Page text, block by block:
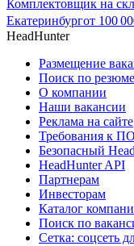
Комплектовщик на
Екатеринбургот 100
HeadHunter
Размещение
Поиск по резюме
О компании
Наши вакансии
Реклама на сайте
Требования к ПО
Безопасный
HeadHunter API
Партнерам
Инвесторам
Каталог
Поиск по
Сетка: соцсеть